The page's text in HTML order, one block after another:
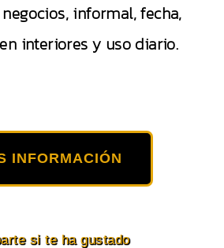
informal, fecha,
interiores y uso diario.
INFORMACIÓN
si te ha gustado